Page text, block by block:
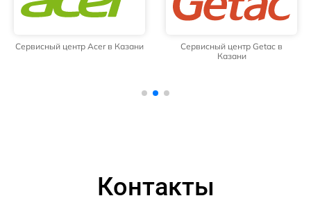
Сервисный центр Acer в Казани
Сервисный центр Getac в
Казани
Контакты